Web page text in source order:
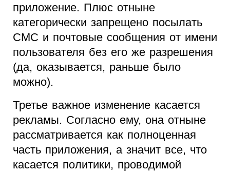
приложение. Плюс отныне
категорически запрещено посылать
СМС и почтовые сообщения от имени
пользователя без его же разрешения
(да, оказывается, раньше было
можно).
Третье важное изменение касается
рекламы. Согласно ему, она отныне
рассматривается как полноценная
часть приложения, а значит все, что
касается политики, проводимой